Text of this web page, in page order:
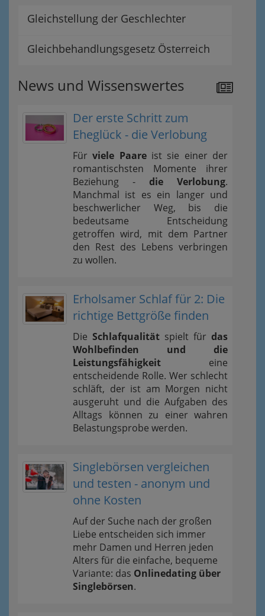
Gleichstellung der Geschlechter
Gleichbehandlungsgesetz Österreich
News und Wissenswertes
Der erste Schritt zum
Eheglück - die Verlobung
Fürviele Paareist sie einer der
romantischsten Momente ihrer
Beziehung - die Verlobung.
Manchmal ist es ein langer und
beschwerlicher Weg, bis die
bedeutsame Entscheidung
getroffen wird, mit dem Partner
den Rest des Lebens verbringen
zu wollen.
Erholsamer Schlaf für 2: Die
richtige Bettgröße finden
Die Schlafqualität spielt für das
Wohlbefinden und die
Leistungsfähigkeit eine
entscheidende Rolle. Wer schlecht
schläft, der ist am Morgen nicht
ausgeruht und die Aufgaben des
Alltags können zu einer wahren
Belastungsprobe werden.
Singlebörsen vergleichen
und testen - anonym und
ohne Kosten
Auf der Suche nach der großen
Liebe entscheiden sich immer
mehr Damen und Herren jeden
Alters für die einfache, bequeme
Variante: das Onlinedating über
Singlebörsen.